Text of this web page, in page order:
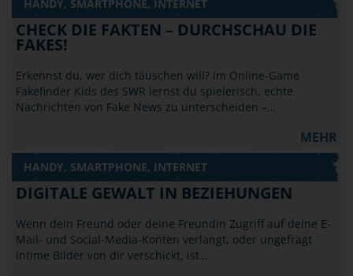
HANDY, SMARTPHONE, INTERNET
CHECK DIE FAKTEN – DURCHSCHAU DIE
FAKES!
Erkennst du, wer dich täuschen will? Im Online-Game
Fakefinder Kids des SWR lernst du spielerisch, echte
Nachrichten von Fake News zu unterscheiden –…
MEHR
HANDY, SMARTPHONE, INTERNET
DIGITALE GEWALT IN BEZIEHUNGEN
Wenn dein Freund oder deine Freundin Zugriff auf deine E-
Mail- und Social-Media-Konten verlangt, oder ungefragt
intime Bilder von dir verschickt, ist…